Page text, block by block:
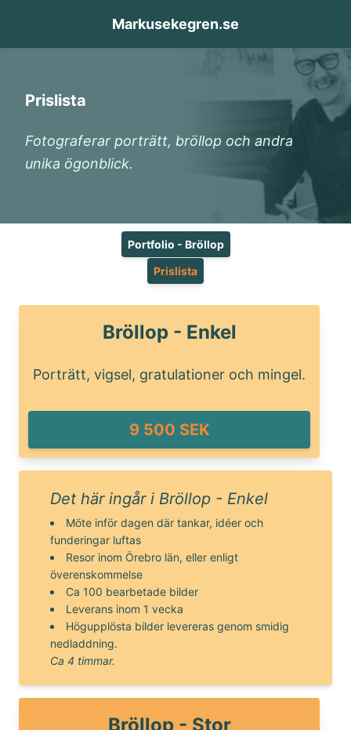
Markusekegren.se
Prislista
Fotograferar porträtt, bröllop och andra
unika ögonblick.
Portfolio - Bröllop
Prislista
Bröllop - Enkel
Porträtt, vigsel, gratulationer och mingel.
9 500 SEK
Det här ingår i Bröllop - Enkel
Möte inför dagen där tankar, idéer och
funderingar luftas
Resor inom Örebro län, eller enligt
överenskommelse
Ca 100 bearbetade bilder
Leverans inom 1 vecka
Högupplösta bilder levereras genom smidig
nedladdning.
Ca 4 timmar.
Bröllop - Stor